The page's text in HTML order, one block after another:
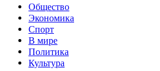
Общество
Экономика
Спорт
В мире
Политика
Культура